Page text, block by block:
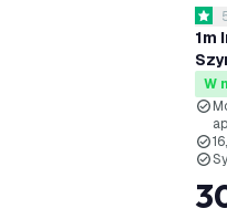
1m
5
W